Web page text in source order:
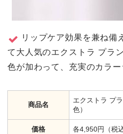
リップケア効果を兼ね備
て⼤⼈気のエクストラ プラ
⾊が加わって、充実のカラー
商品名
エクストラ プ
色）
価格 各4,950円（税込